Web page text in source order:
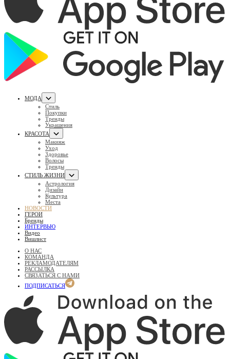
МОДА
Стиль
Покупки
Тренды
Украшения
КРАСОТА
Макияж
Уход
Здоровье
Волосы
Тренды
СТИЛЬ ЖИЗНИ
Астрология
Дизайн
Культура
Места
НОВОСТИ
ГЕРОИ
Бренды
ИНТЕРВЬЮ
Видео
Вишлист
О НАС
КОМАНДА
РЕКЛАМОДАТЕЛЯМ
РАССЫЛКА
СВЯЗАТЬСЯ С НАМИ
ПОДПИСАТЬСЯ